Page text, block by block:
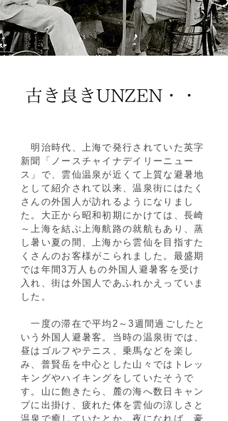
明治時代、上海で発行されていた英字
新聞「ノースチャイナデイリーニュー
ス」で、雲仙温泉が近くて上質な避暑地
として紹介されて以来、温泉街にはたく
さんの外国人が訪れるようになりまし
た。大正から昭和初期にかけては、長崎
～上海を結ぶ上海航路の就航もあり、蒸
し暑い夏の間、上海から雲仙を目指すた
くさんのお客様がこられました。最盛期
では年間3万人もの外国人避暑客を受け
入れ、街は外国人であふれかえっていま
した。
一度の滞在で平均2～3週間過ごしたと
いう外国人避暑客。当時の温泉街では、
昼はゴルフやテニス、乗馬などを楽し
み、普賢岳を中心とした山々ではトレッ
キングやハイキングをしていたそうで
す。山に飽きたら、麓の海へ数日キャン
プに出掛け、疲れた体を雲仙の涼しさと
温泉で癒していたとか。夜になれば、豪
古き良きUNZEN・・